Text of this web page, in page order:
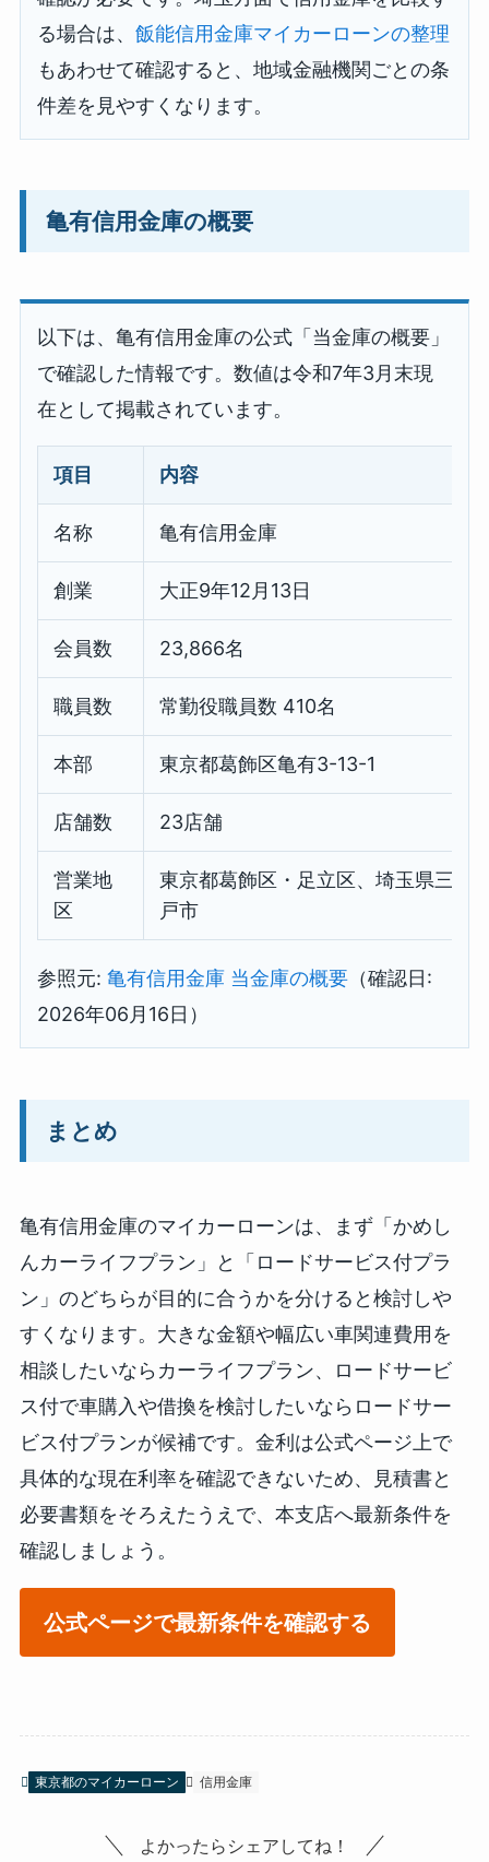
る場合は、 飯能信用金庫マイカーローンの整理
もあわせて確認すると、地域金融機関ごとの条
件差を見やすくなります。
亀有信用金庫の概要
以下は、亀有信用金庫の公式「当金庫の概要」
で確認した情報です。数値は令和7年3月末現
在として掲載されています。
項目 内容
名称 亀有信用金庫
創業 大正9年12月13日
会員数 23,866名
職員数 常勤役職員数 410名
本部 東京都葛飾区亀有3-13-1
店舗数 23店舗
営業地
区
東京都葛飾区・足立区、埼玉県三郷
戸市
参照元: 亀有信用金庫 当金庫の概要（確認日:
2026年06月16日）
まとめ
亀有信用金庫のマイカーローンは、まず「かめし
んカーライフプラン」と「ロードサービス付プラ
ン」のどちらが目的に合うかを分けると検討しや
すくなります。大きな金額や幅広い車関連費用を
相談したいならカーライフプラン、ロードサービ
ス付で車購入や借換を検討したいならロードサー
ビス付プランが候補です。金利は公式ページ上で
具体的な現在利率を確認できないため、見積書と
必要書類をそろえたうえで、本支店へ最新条件を
確認しましょう。
公式ページで最新条件を確認する
東京都のマイカーローン 信用金庫
よかったらシェアしてね！